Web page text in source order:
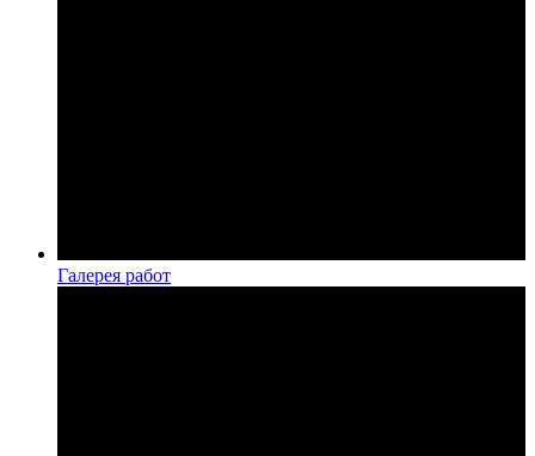
Галерея работ